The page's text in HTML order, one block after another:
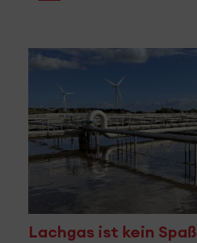
Lachgas ist kein Spaß